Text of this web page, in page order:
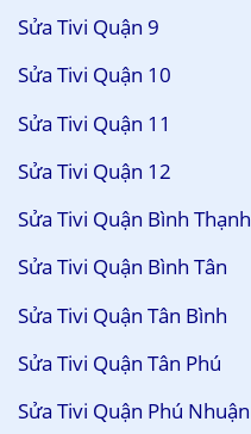
Sửa Tivi Quận 9
Sửa Tivi Quận 10
Sửa Tivi Quận 11
Sửa Tivi Quận 12
Sửa Tivi Quận Bình Thạnh
Sửa Tivi Quận Bình Tân
Sửa Tivi Quận Tân Bình
Sửa Tivi Quận Tân Phú
Sửa Tivi Quận Phú Nhuận